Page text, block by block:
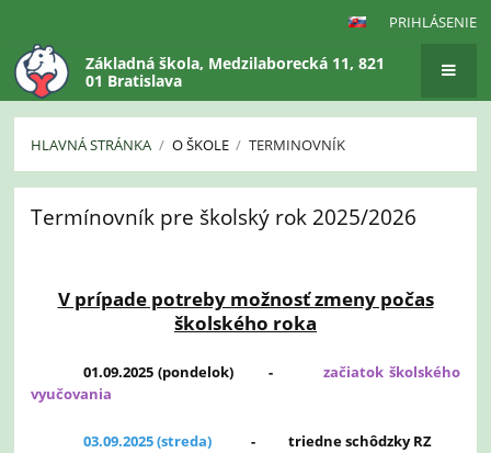
PRIHLÁSENIE
Základná škola, Medzilaborecká 11, 821
01 Bratislava
HLAVNÁ STRÁNKA / O ŠKOLE / TERMINOVNÍK
Terminovník
Termínovník pre školský rok 2025/2026
V prípade potreby možnosť zmeny počas
školského roka
01.09.2025 (pondelok) -začiatok školského
vyučovania
03.09.2025 (streda) - triedne schôdzky RZ